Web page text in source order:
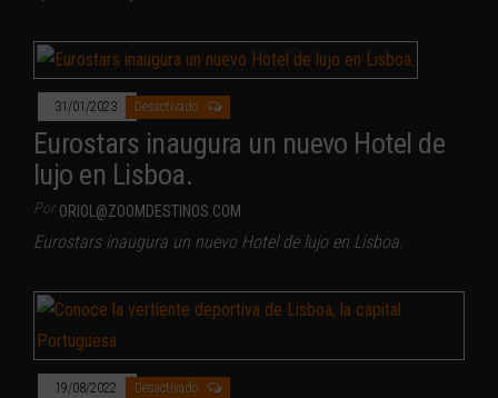
31/01/2023 Desactivado
Eurostars inaugura un nuevo Hotel de
lujo en Lisboa.
Por ORIOL@ZOOMDESTINOS.COM
Eurostars inaugura un nuevo Hotel de lujo en Lisboa.
19/08/2022 Desactivado